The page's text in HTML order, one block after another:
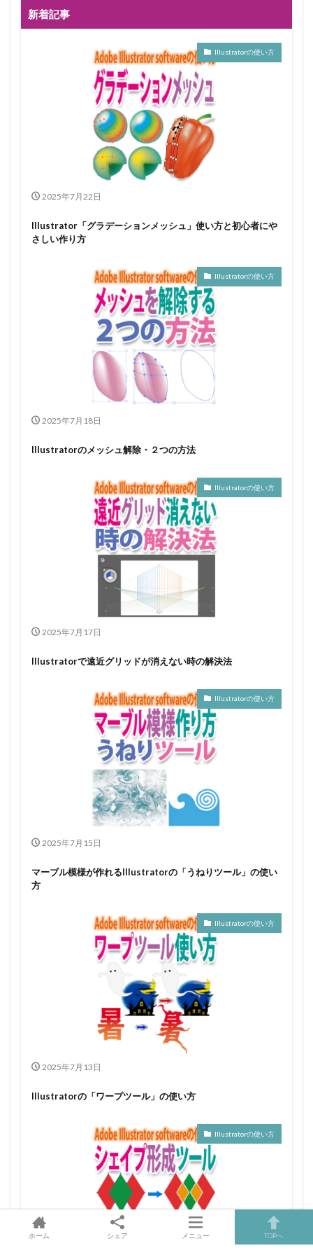
新着記事
Illustratorの使い方
2025年7月22日
Illustrator「グラデーションメッシュ」使い方と初心者にや
さしい作り方
Illustratorの使い方
2025年7月18日
Illustratorのメッシュ解除・２つの方法
Illustratorの使い方
2025年7月17日
Illustratorで遠近グリッドが消えない時の解決法
Illustratorの使い方
2025年7月15日
マーブル模様が作れるIllustratorの「うねりツール」の使い
方
Illustratorの使い方
2025年7月13日
Illustratorの「ワープツール」の使い方
Illustratorの使い方
ホーム シェア メニュー TOPへ